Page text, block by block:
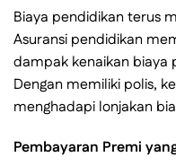
Biaya pendidikan terus
Asuransi pendidikan
dampak kenaikan biaya
Dengan memiliki polis,
menghadapi lonjakan
Pembayaran Premi